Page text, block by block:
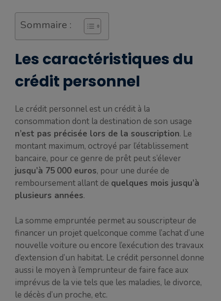
Sommaire :
Les caractéristiques du
crédit personnel
Le crédit personnel est un crédit à la
consommation dont la destination de son usage
n’est pas précisée lors de la souscription. Le
montant maximum, octroyé par l’établissement
bancaire, pour ce genre de prêt peut s’élever
jusqu’à 75 000 euros, pour une durée de
remboursement allant de quelques mois jusqu’à
plusieurs années.
La somme empruntée permet au souscripteur de
financer un projet quelconque comme l’achat d’une
nouvelle voiture ou encore l’exécution des travaux
d’extension d’un habitat. Le crédit personnel donne
aussi le moyen à l’emprunteur de faire face aux
imprévus de la vie tels que les maladies, le divorce,
le décès d’un proche, etc.